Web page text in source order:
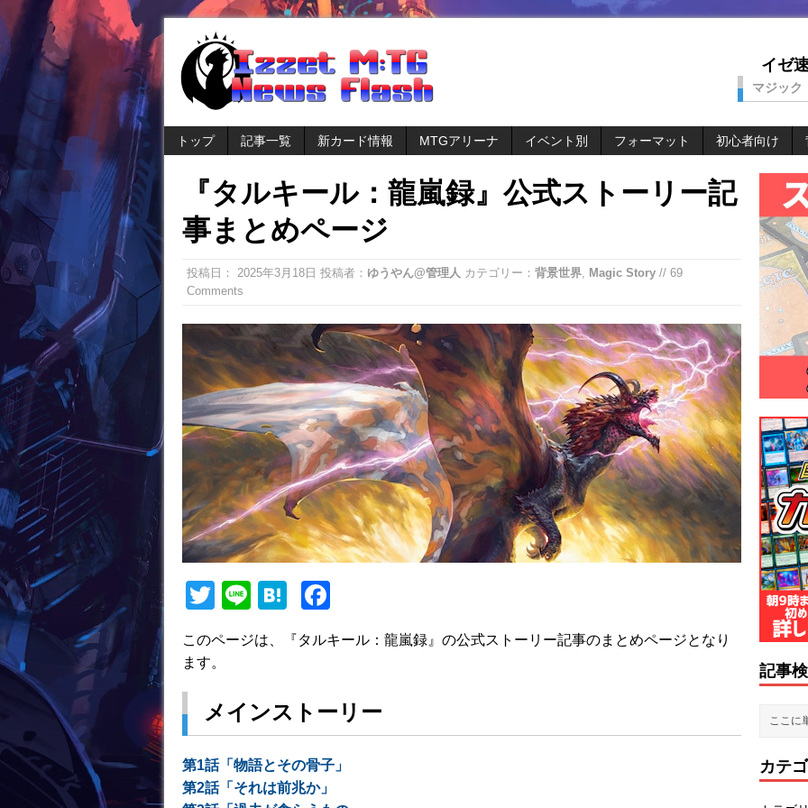
イゼ
マジック
トップ 記事一覧 新カード情報 MTGアリーナ イベント別 フォーマット 初心者向け
『タルキール：龍嵐録』公式ストーリー記
事まとめページ
投稿日： 2025年3月18日 投稿者： ゆうやん@管理人 カテゴリー： 背景世界, Magic Story // 69
Comments
T
itt
Li
e
H
e
a
c
b
o
o
k
このページは、『タルキール：龍嵐録』の公式ストーリー記事のまとめページとなり
ます。
メインストーリー
第1話「物語とその骨子」
第2話「それは前兆か」
記事
カテ